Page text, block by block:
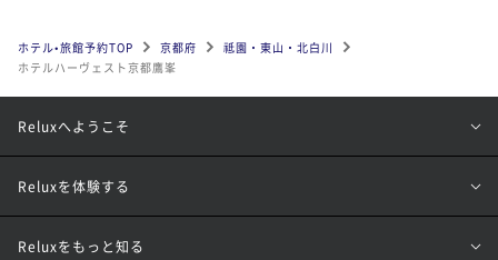
ホテル•旅館予約TOP 京都府
祗園・東山・北白川
ホテルハーヴェスト京都鷹峯
Reluxへようこそ
Reluxを体験する
Reluxをもっと知る